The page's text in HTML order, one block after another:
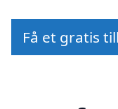
Få et gratis